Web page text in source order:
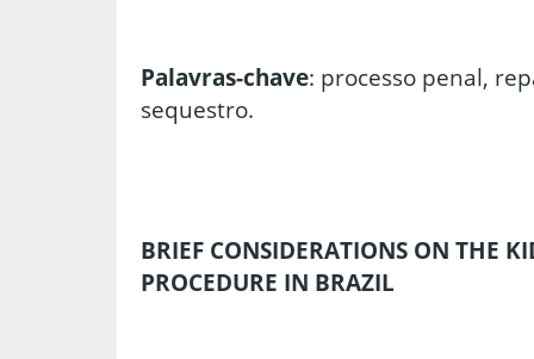
Palavras-chave: processo penal,
sequestro.
BRIEF CONSIDERATIONS ON THE
PROCEDURE IN BRAZIL